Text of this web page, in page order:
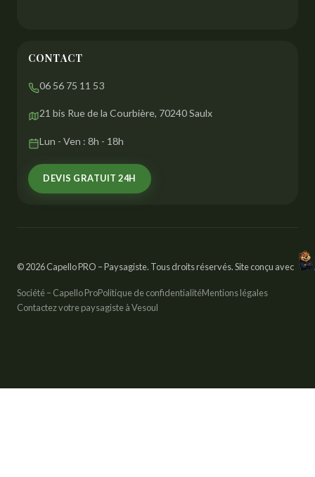
CONTACT
06 56 75 11 53
21 bis Rue de la Courbière, 70240 Saulx
Lun - Ven : 8h - 18h
DEVIS GRATUIT 24H
© 2026 Capello PRO – Paysagiste. Tous droits réservés. Site conçu avec
Société – Capello ProPolitique de confidentialitéMentions légales
Contactez votre paysagiste à Vesoul